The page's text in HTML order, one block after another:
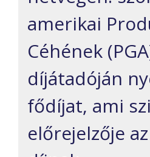
amerikai
Céhének
díjátadóján
fődíjat, ami
előrejelzője